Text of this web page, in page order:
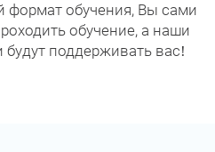
обучения, Вы сами
обучение, а наши
поддерживать вас!